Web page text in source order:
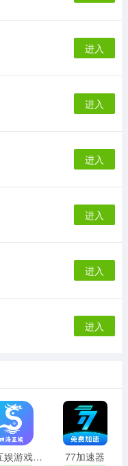
进入
进入
进入
进入
进入
进入
四海互娱游戏平台
77加速器